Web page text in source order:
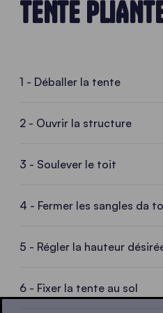
ciseaux centraux, ou la
pas la tente
TENTE
1 - Déballer la tente
2 - Ouvrir la structure
3 - Soulever le toit
4 - Fermer les sangles da
5 - Régler la hauteur
6 - Fixer la tente au sol